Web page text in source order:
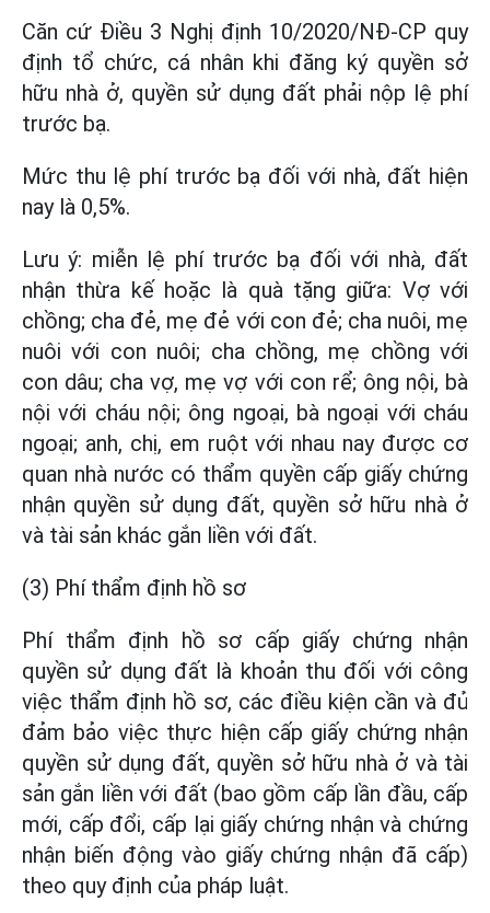
Căn cứ Điều 3 Nghị định 10/2020/NĐ-CP quy
định tổ chức, cá nhân khi đăng ký quyền sở
hữu nhà ở, quyền sử dụng đất phải nộp lệ phí
trước bạ.
Mức thu lệ phí trước bạ đối với nhà, đất hiện
nay là 0,5%.
Lưu ý: miễn lệ phí trước bạ đối với nhà, đất
nhận thừa kế hoặc là quà tặng giữa: Vợ với
chồng; cha đẻ, mẹ đẻ với con đẻ; cha nuôi, mẹ
nuôi với con nuôi; cha chồng, mẹ chồng với
con dâu; cha vợ, mẹ vợ với con rể; ông nội, bà
nội với cháu nội; ông ngoại, bà ngoại với cháu
ngoại; anh, chị, em ruột với nhau nay được cơ
quan nhà nước có thẩm quyền cấp giấy chứng
nhận quyền sử dụng đất, quyền sở hữu nhà ở
và tài sản khác gắn liền với đất.
(3) Phí thẩm định hồ sơ
Phí thẩm định hồ sơ cấp giấy chứng nhận
quyền sử dụng đất là khoản thu đối với công
việc thẩm định hồ sơ, các điều kiện cần và đủ
đảm bảo việc thực hiện cấp giấy chứng nhận
quyền sử dụng đất, quyền sở hữu nhà ở và tài
sản gắn liền với đất (bao gồm cấp lần đầu, cấp
mới, cấp đổi, cấp lại giấy chứng nhận và chứng
nhận biến động vào giấy chứng nhận đã cấp)
theo quy định của pháp luật.